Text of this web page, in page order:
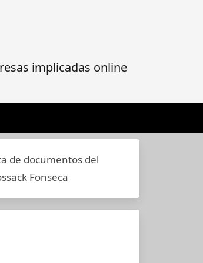
implicadas online
de documentos del
Fonseca